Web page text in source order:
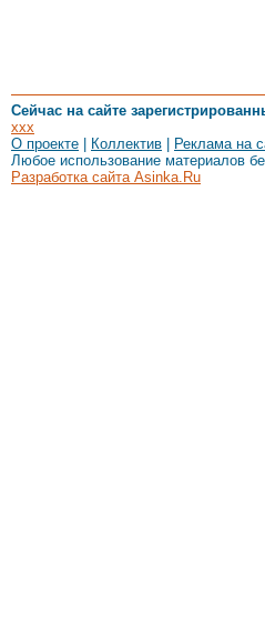
Сейчас на сайте
xxx
О проекте
Коллектив Реклама на
Любое использование материалов
Разработка сайта Asinka.Ru